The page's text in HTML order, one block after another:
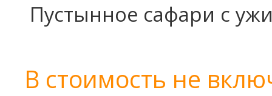
Пустынное сафари с
В стоимость не